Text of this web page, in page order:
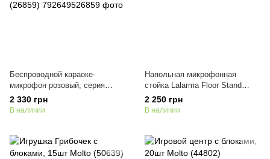
Беспроводной караоке-
микрофон розовый, серия
Glitter Groove, Lalarma (26859)
2 330 грн
В наличии
Напольная микрофонная
стойка Lalarma Floor Stand
(26958)
2 250 грн
В наличии